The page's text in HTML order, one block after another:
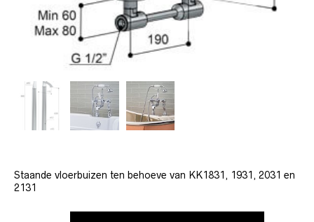
Staande vloerbuizen ten behoeve van KK1831, 1931, 2031 en
2131